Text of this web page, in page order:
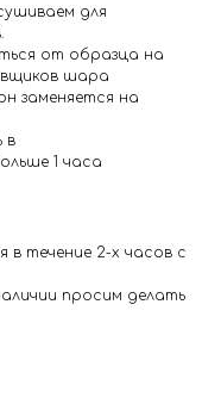
для
от образца на
шара
заменяется на
в
1 часа
течение 2-х часов с
просим делать